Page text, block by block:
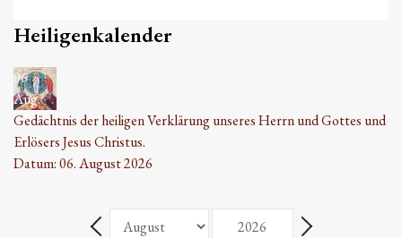
Heiligenkalender
06
Aug.
Gedächtnis der heiligen Verklärung unseres Herrn und Gottes und
Erlösers Jesus Christus.
Datum:06. August 2026
Monat